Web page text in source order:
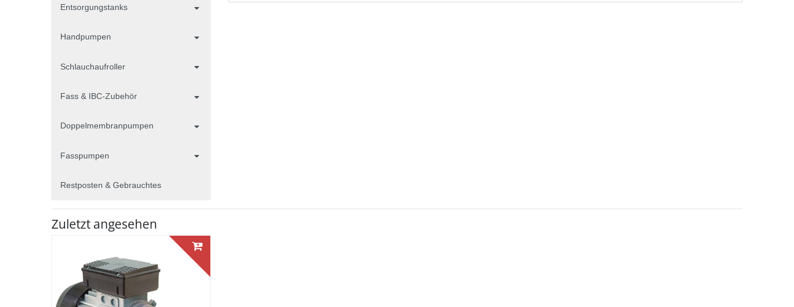
Entsorgungstanks
Handpumpen
Schlauchaufroller
Fass & IBC-Zubehör
Doppelmembranpumpen
Fasspumpen
Restposten & Gebrauchtes
Zuletzt angesehen